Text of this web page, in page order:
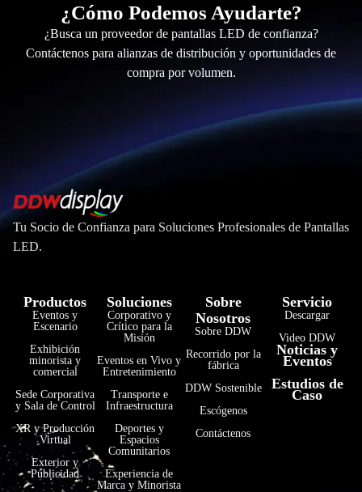
¿Cómo Podemos Ayudarte?
¿Busca un proveedor de pantallas LED de confianza?
Contáctenos para alianzas de distribución y oportunidades de
compra por volumen.
Tu Socio de Confianza para Soluciones Profesionales de Pantallas
LED.
Productos
Eventos y
Escenario
Exhibición
minorista y
comercial
Sede Corporativa
y Sala de Control
XR y Producción
Virtual
Exterior y
Publicidad
Soluciones
Corporativo y
Crítico para la
Misión
Eventos en Vivo y
Entretenimiento
Transporte e
Infraestructura
Deportes y
Espacios
Comunitarios
Experiencia de
Marca y Minorista
Sobre
Nosotros
Sobre DDW
Recorrido por la
fábrica
DDW Sostenible
Escógenos
Contáctenos
Servicio
Descargar
Video DDW
Noticias y
Eventos
Estudios de
Caso
Bahasa Indonesia
हिन्दी
فارسی